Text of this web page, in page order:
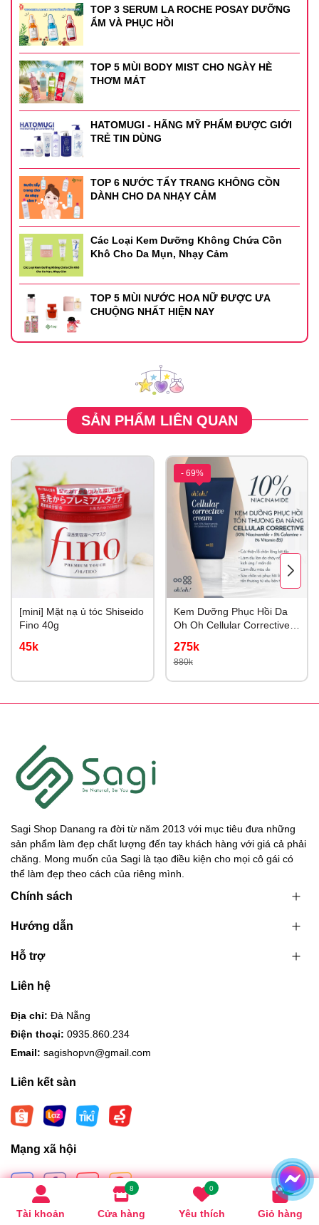
Tài khoản
8
Cửa hàng
0
Yêu thích
0
Giỏ hàng
TOP 3 SERUM LA ROCHE POSAY DƯỠNG
ẨM VÀ PHỤC HỒI
TOP 5 MÙI BODY MIST CHO NGÀY HÈ
THƠM MÁT
HATOMUGI - HÃNG MỸ PHẨM ĐƯỢC GIỚI
TRẺ TIN DÙNG
TOP 6 NƯỚC TẨY TRANG KHÔNG CỒN
DÀNH CHO DA NHẠY CẢM
Các Loại Kem Dưỡng Không Chứa Cồn
Khô Cho Da Mụn, Nhạy Cảm
TOP 5 MÙI NƯỚC HOA NỮ ĐƯỢC ƯA
CHUỘNG NHẤT HIỆN NAY
SẢN PHẨM LIÊN QUAN
[mini] Mặt nạ ủ tóc Shiseido
Fino 40g
45k
- 69%
Kem Dưỡng Phục Hồi Da
Oh Oh Cellular Corrective
275k
880k
Sagi Shop Danang ra đời từ năm 2013 với mục tiêu đưa những
sản phẩm làm đẹp chất lượng đến tay khách hàng với giá cả phải
chăng. Mong muốn của Sagi là tạo điều kiện cho mọi cô gái có
thể làm đẹp theo cách của riêng mình.
Chính sách
Hướng dẫn
Hỗ trợ
Liên hệ
Địa chỉ: Đà Nẵng
Điện thoại: 0935.860.234
Email: sagishopvn@gmail.com
Liên kết sàn
Mạng xã hội
Hình thức thanh toán